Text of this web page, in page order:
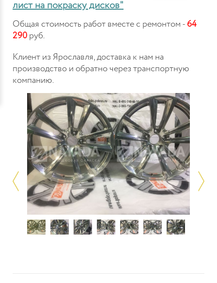
лист на покраску дисков"
Общая стоимость работ вместе с ремонтом - 64
290 руб.
Клиент из Ярославля, доставка к нам на
производство и обратно через транспортную
компанию.